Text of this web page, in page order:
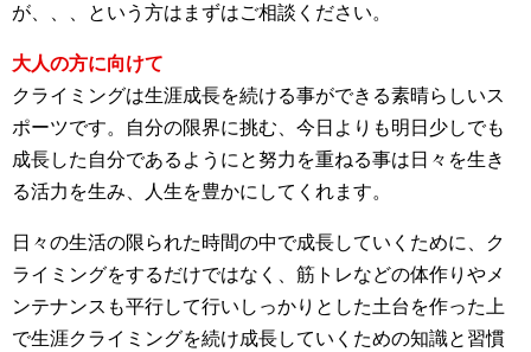
が、、、という方はまずはご相談ください。
大人の方に向けて
クライミングは生涯成長を続ける事ができる素晴らしいス
ポーツです。自分の限界に挑む、今日よりも明日少しでも
成長した自分であるようにと努力を重ねる事は日々を生き
る活力を生み、人生を豊かにしてくれます。
日々の生活の限られた時間の中で成長していくために、ク
ライミングをするだけではなく、筋トレなどの体作りやメ
ンテナンスも平行して行いしっかりとした土台を作った上
で生涯クライミングを続け成長していくための知識と習慣